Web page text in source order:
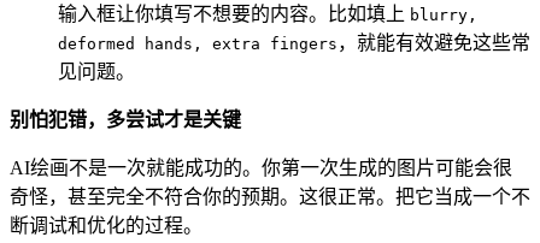
输入框让你填写不想要的内容。比如填上 blurry,
deformed hands, extra fingers ，就能有效避免这些常
见问题。
别怕犯错，多尝试才是关键
AI绘画不是一次就能成功的。你第一次生成的图片可能会很
奇怪，甚至完全不符合你的预期。这很正常。把它当成一个不
断调试和优化的过程。